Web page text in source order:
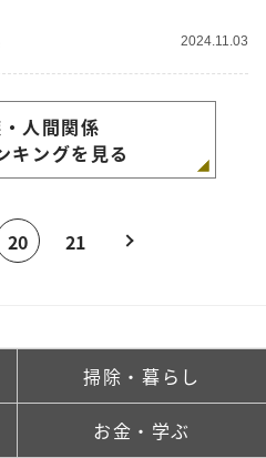
2024.11.03
人間関係
キングを見る
20 21
掃除・暮らし
お金・学ぶ